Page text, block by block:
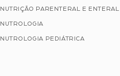
NUTRIÇÃO PARENTERAL E ENTERAL
NUTROLOGIA
NUTROLOGIA PEDIÁTRICA